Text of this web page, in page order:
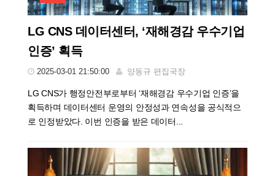
LG CNS 데이터센터, ‘재해경감 우수기업
인증’ 획득
2025-03-01 21:50:00 양동규 편집국장
LG CNS가 행정안전부로부터 ‘재해경감 우수기업 인증’을
획득하며 데이터센터 운영의 안정성과 연속성을 공식적으
로 인정받았다. 이번 인증을 받은 데이터...